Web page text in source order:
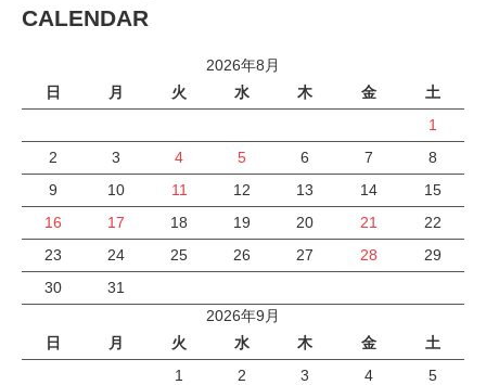
CALENDAR
2026年8月
日
月 火 水 木 金
土
1
2
3 4 5 6 7
8
9
10 11 12 13 14
15
16
17 18 19 20 21
22
23
24 25 26 27 28
29
30
31
2026年9月
日
月 火 水 木 金
土
1
2 3 4
5